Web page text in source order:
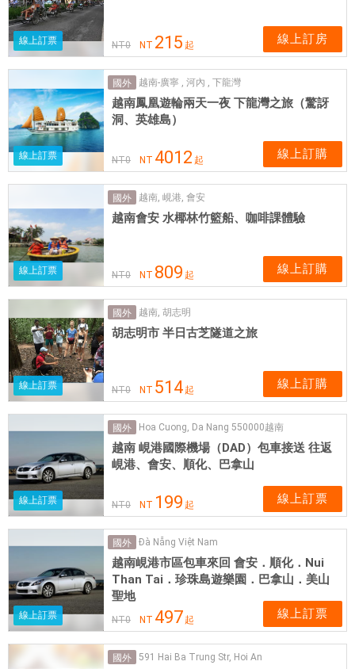
線上訂票 NT0 NT 215 起 線上訂房
線上訂票
國外 越南-廣寧 , 河內 , 下龍灣
越南鳳凰遊輪兩天一夜 下龍灣之旅（驚訝
洞、英雄島）
NT0 NT 4012 起 線上訂購
線上訂票
國外 越南, 峴港, 會安
越南會安 水椰林竹籃船、咖啡課體驗
NT0 NT 809 起 線上訂購
線上訂票
國外 越南, 胡志明
胡志明市 半日古芝隧道之旅
NT0 NT 514 起 線上訂購
線上訂票
國外 Hoa Cuong, Da Nang 550000越南
越南 峴港國際機場（DAD）包車接送 往返
峴港、會安、順化、巴拿山
NT0 NT 199 起 線上訂票
線上訂票
國外 Đà Nẵng Việt Nam
越南峴港市區包車來回 會安．順化．Nui
Than Tai．珍珠島遊樂園．巴拿山．美山
聖地
NT0 NT 497 起 線上訂票
國外 591 Hai Ba Trung Str, Hoi An